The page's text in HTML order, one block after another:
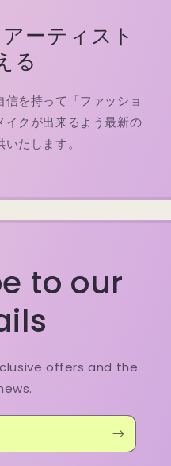
ーティスト
る
を持って「ファッショ
イクが出来るよう最新の
たします。
to our
offers and the